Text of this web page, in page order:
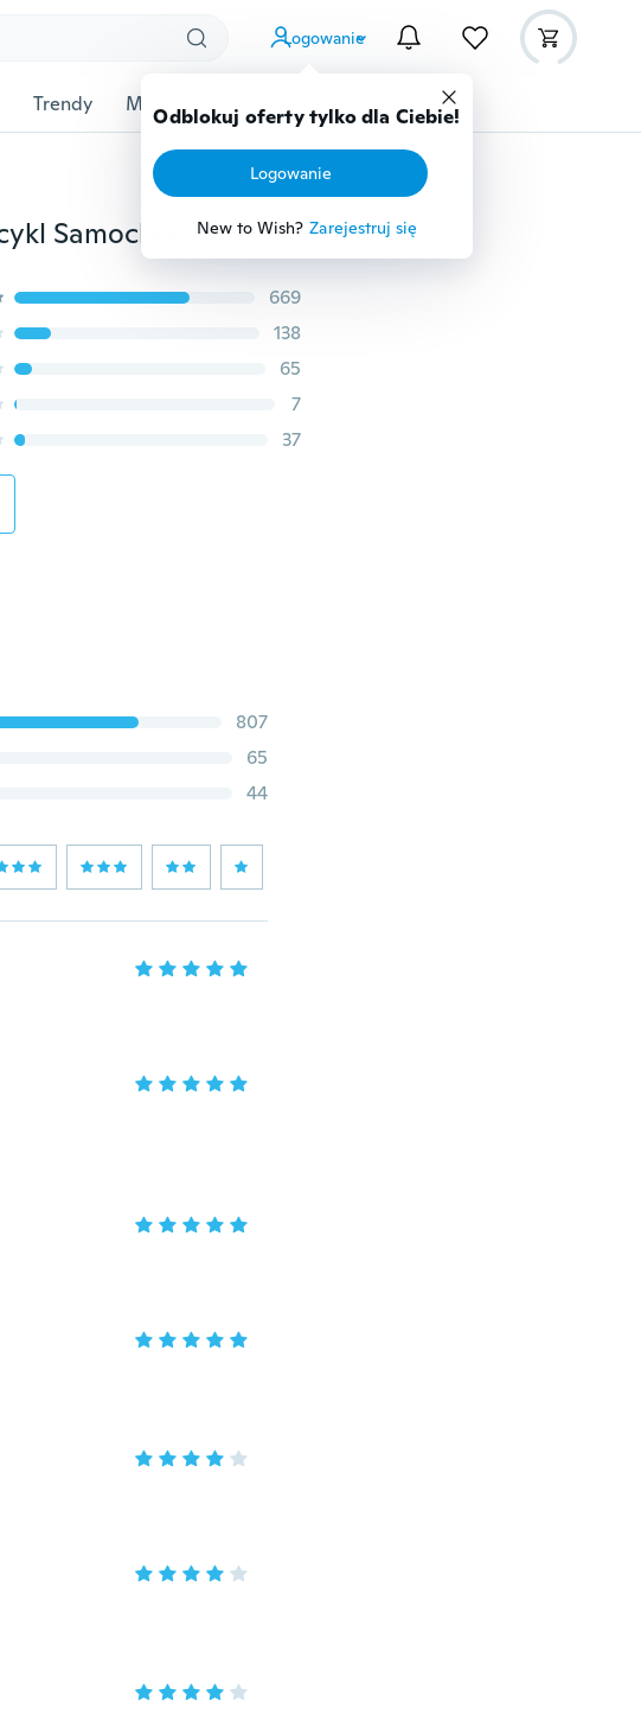
Logowanie
Odblokuj oferty tylko dla Ciebie!
Logowanie
New to Wish? Zarejestruj się
Trendy Moda Przybory dziecięce Więcej
2 SZTUK 3D Duch Czaszka Głowa Auto Motocykl Samochód Naklejki Godło Naklejki
669
138
65
7
37
807
65
44